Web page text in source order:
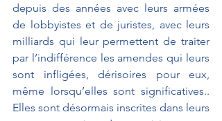
depuis des années avec leurs armées
de lobbyistes et de juristes, avec leurs
milliards qui leur permettent de traiter
par l’indifférence les amendes qui leurs
sont infligées, dérisoires pour eux,
même lorsqu’elles sont significatives..
Elles sont désormais inscrites dans leurs